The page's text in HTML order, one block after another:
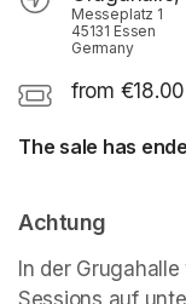
Messeplatz 1
45131 Essen
Germany
from €18.00
The sale has
Achtung
In der